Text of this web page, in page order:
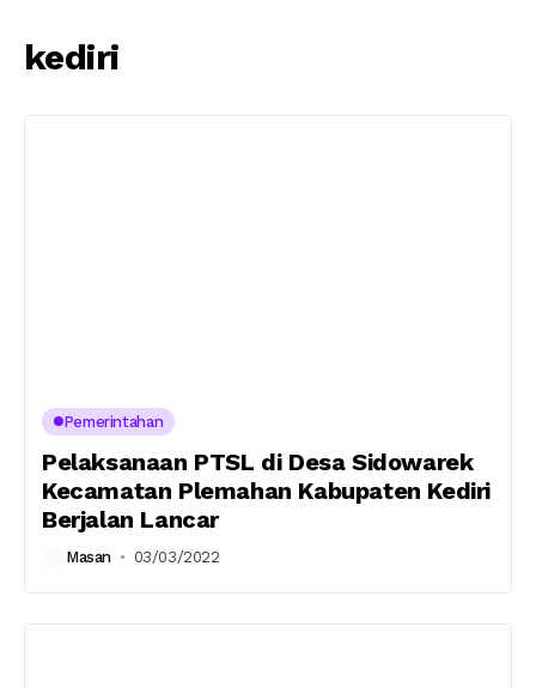
kediri
Pemerintahan
Pelaksanaan PTSL di Desa Sidowarek
Kecamatan Plemahan Kabupaten Kediri
Berjalan Lancar
Masan 03/03/2022